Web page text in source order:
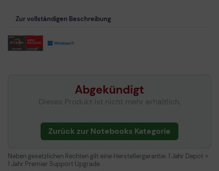
Zur vollständigen Beschreibung
Abgekündigt
Dieses Produkt ist nicht mehr erhältlich.
Zurück zur Notebooks Kategorie
Neben gesetzlichen Rechten gilt eine Herstellergarantie: 1 Jahr Depot +
1 Jahr Premier Support Upgrade